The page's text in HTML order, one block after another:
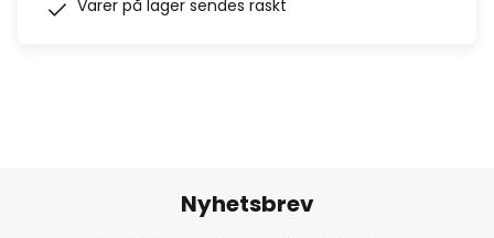
Varer på lager sendes raskt
Nyhetsbrev